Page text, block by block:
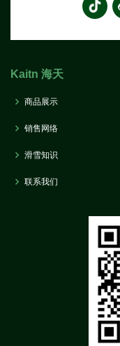
Kaitn 海天
商品展示
销售网络
滑雪知识
联系我们